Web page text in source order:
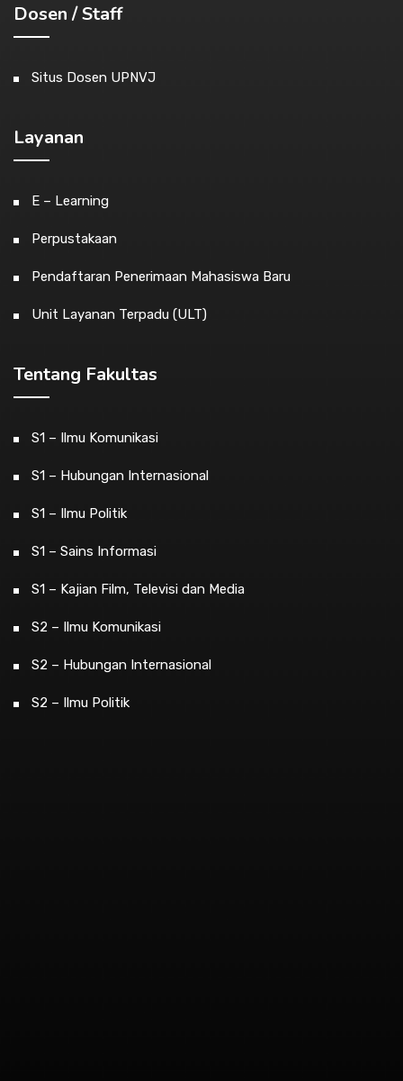
Dosen / Staff
Situs Dosen UPNVJ
Layanan
E – Learning
Perpustakaan
Pendaftaran Penerimaan Mahasiswa Baru
Unit Layanan Terpadu (ULT)
Tentang Fakultas
S1 – Ilmu Komunikasi
S1 – Hubungan Internasional
S1 – Ilmu Politik
S1 – Sains Informasi
S1 – Kajian Film, Televisi dan Media
S2 – Ilmu Komunikasi
S2 – Hubungan Internasional
S2 – Ilmu Politik